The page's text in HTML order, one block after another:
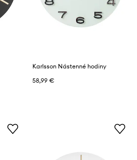
Karlsson Nástenné hodiny
58,99 €